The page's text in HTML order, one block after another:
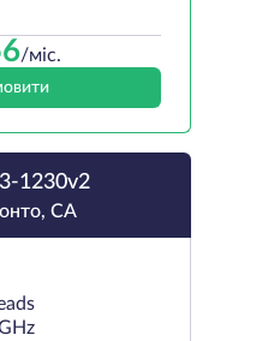
/міс.
1230v2
CA